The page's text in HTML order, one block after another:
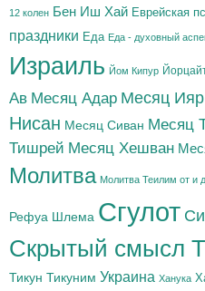
12 колен Бен Иш Хай Еврейская
праздники Еда Еда - духовный
Израиль Йом Кипур
Ав Месяц Адар Месяц Ияр
Нисан Месяц Сиван Месяц
Тишрей Месяц Хешван
Молитва Молитва Теилим от и
Рефуа Шлема Сгулот
Скрытый смысл
Тикун Тикуним Украина Ханука